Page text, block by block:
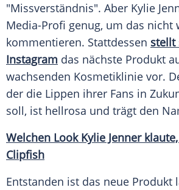
"Missverständnis". Aber Kylie
Media-Profi genug, um das nicht
kommentieren. Stattdessen stellt
Instagram das nächste Produkt
wachsenden Kosmetiklinie vor.
der die Lippen ihrer Fans in
soll, ist hellrosa und trägt den
Welchen Look Kylie Jenner
Clipfish
Entstanden ist das neue Produkt